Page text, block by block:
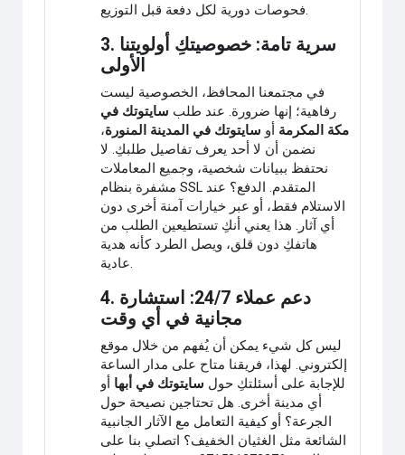
فحوصات دورية لكل دفعة قبل التوزيع.
3. سرية تامة: خصوصيتكِ أولويتنا
الأولى
في مجتمعنا المحافظ، الخصوصية ليست
رفاهية؛ إنها ضرورة. عند طلب سايتوتك في
مكة المكرمة أو سايتوتك في المدينة المنورة،
نضمن أن لا أحد يعرف تفاصيل طلبكِ. لا
نحتفظ ببيانات شخصية، وجميع المعاملات
مشفرة بنظام SSL المتقدم. الدفع؟ عند
الاستلام فقط، أو عبر خيارات آمنة أخرى دون
أي آثار. هذا يعني أنكِ تستطيعين الطلب من
هاتفكِ دون قلق، ويصل الطرد كأنه هدية
عادية.
4. دعم عملاء 24/7: استشارة
مجانية في أي وقت
ليس كل شيء يمكن أن يُفهم من خلال موقع
إلكتروني. لهذا، فريقنا متاح على مدار الساعة
للإجابة على أسئلتكِ حول سايتوتك في أبها أو
أي مدينة أخرى. هل تحتاجين نصيحة حول
الجرعة؟ أو كيفية التعامل مع الآثار الجانبية
الشائعة مثل الغثيان الخفيف؟ اتصلي بنا على